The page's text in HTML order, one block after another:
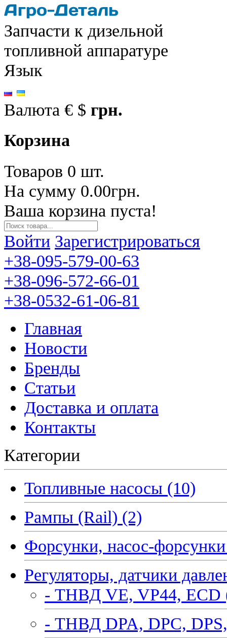
Запчасти к дизельной
топливной аппаратуре
Язык
Валюта € $ грн.
Корзина
Товаров 0 шт.
На сумму 0.00грн.
Ваша корзина пуста!
Войти Зарегистрироваться
+38-095-579-00-63
+38-096-572-66-01
+38-0532-61-06-81
Главная
Новости
Бренды
Статьи
Доставка и оплата
Контакты
Категории
Топливные насосы (10)
Рампы (Rail) (2)
Форсунки, насос-
Регуляторы, датчики
- ТНВД VE, VP44, ECD
- ТНВД DPA, DPC,